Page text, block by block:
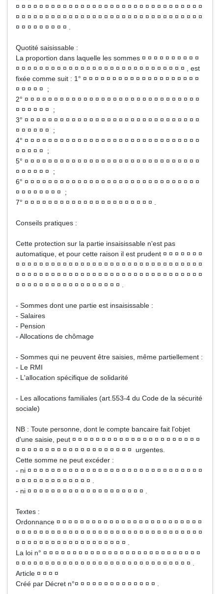
¤ ¤ ¤ ¤ ¤ ¤ ¤ ¤ ¤ ¤ ¤ ¤ ¤ ¤ ¤ ¤ ¤ ¤ ¤ ¤ ¤ ¤ ¤ ¤ ¤ ¤ ¤ ¤ ¤ ¤ ¤ ¤
¤ ¤ ¤ ¤ ¤ ¤ ¤ ¤ ¤ ¤ ¤ ¤ ¤ ¤ ¤ ¤ ¤ ¤ ¤ ¤ ¤ ¤ ¤ ¤ ¤ ¤ ¤ ¤ ¤ ¤ ¤ ¤
¤ ¤ ¤ ¤ ¤ ¤ ¤ ¤ ¤ .
Quotité saisissable :
La proportion dans laquelle les sommes ¤ ¤ ¤ ¤ ¤ ¤ ¤ ¤ ¤ ¤
¤ ¤ ¤ ¤ ¤ ¤ ¤ ¤ ¤ ¤ ¤ ¤ ¤ ¤ ¤ ¤ ¤ ¤ ¤ ¤ ¤ ¤ ¤ ¤ ¤ ¤ ¤ ¤ ¤ , est
fixée comme suit : 1° ¤ ¤ ¤ ¤ ¤ ¤ ¤ ¤ ¤ ¤ ¤ ¤ ¤ ¤ ¤ ¤ ¤ ¤ ¤ ¤
¤ ¤ ¤ ¤ ¤ ;
2° ¤ ¤ ¤ ¤ ¤ ¤ ¤ ¤ ¤ ¤ ¤ ¤ ¤ ¤ ¤ ¤ ¤ ¤ ¤ ¤ ¤ ¤ ¤ ¤ ¤ ¤ ¤ ¤ ¤ ¤
¤ ¤ ¤ ¤ ¤ ¤ ;
3° ¤ ¤ ¤ ¤ ¤ ¤ ¤ ¤ ¤ ¤ ¤ ¤ ¤ ¤ ¤ ¤ ¤ ¤ ¤ ¤ ¤ ¤ ¤ ¤ ¤ ¤ ¤ ¤ ¤ ¤
¤ ¤ ¤ ¤ ¤ ¤ ;
4° ¤ ¤ ¤ ¤ ¤ ¤ ¤ ¤ ¤ ¤ ¤ ¤ ¤ ¤ ¤ ¤ ¤ ¤ ¤ ¤ ¤ ¤ ¤ ¤ ¤ ¤ ¤ ¤ ¤ ¤
¤ ¤ ¤ ¤ ¤ ;
5° ¤ ¤ ¤ ¤ ¤ ¤ ¤ ¤ ¤ ¤ ¤ ¤ ¤ ¤ ¤ ¤ ¤ ¤ ¤ ¤ ¤ ¤ ¤ ¤ ¤ ¤ ¤ ¤ ¤ ¤
¤ ¤ ¤ ¤ ¤ ¤ ;
6° ¤ ¤ ¤ ¤ ¤ ¤ ¤ ¤ ¤ ¤ ¤ ¤ ¤ ¤ ¤ ¤ ¤ ¤ ¤ ¤ ¤ ¤ ¤ ¤ ¤ ¤ ¤ ¤ ¤ ¤
¤ ¤ ¤ ¤ ¤ ¤ ¤ ¤ ;
7° ¤ ¤ ¤ ¤ ¤ ¤ ¤ ¤ ¤ ¤ ¤ ¤ ¤ ¤ ¤ ¤ ¤ ¤ ¤ ¤ ¤ ¤ .
Conseils pratiques :
Cette protection sur la partie insaisissable n'est pas
automatique, et pour cette raison il est prudent ¤ ¤ ¤ ¤ ¤ ¤ ¤
¤ ¤ ¤ ¤ ¤ ¤ ¤ ¤ ¤ ¤ ¤ ¤ ¤ ¤ ¤ ¤ ¤ ¤ ¤ ¤ ¤ ¤ ¤ ¤ ¤ ¤ ¤ ¤ ¤ ¤ ¤ ¤
¤ ¤ ¤ ¤ ¤ ¤ ¤ ¤ ¤ ¤ ¤ ¤ ¤ ¤ ¤ ¤ ¤ ¤ ¤ ¤ ¤ ¤ ¤ ¤ ¤ ¤ ¤ ¤ ¤ ¤ ¤ ¤
¤ ¤ ¤ ¤ ¤ ¤ ¤ ¤ ¤ ¤ ¤ ¤ ¤ ¤ ¤ ¤ ¤ ¤ .
- Sommes dont une partie est insaisissable :
- Salaires
- Pension
- Allocations de chômage
- Sommes qui ne peuvent être saisies, même partiellement :
- Le RMI
- L'allocation spécifique de solidarité
- Les allocations familiales (art.553-4 du Code de la sécurité
sociale)
NB : Toute personne, dont le compte bancaire fait l'objet
d'une saisie, peut ¤ ¤ ¤ ¤ ¤ ¤ ¤ ¤ ¤ ¤ ¤ ¤ ¤ ¤ ¤ ¤ ¤ ¤ ¤ ¤ ¤ ¤
¤ ¤ ¤ ¤ ¤ ¤ ¤ ¤ ¤ ¤ ¤ ¤ ¤ ¤ ¤ ¤ ¤ ¤ ¤ ¤ urgentes.
Cette somme ne peut excéder :
- ni ¤ ¤ ¤ ¤ ¤ ¤ ¤ ¤ ¤ ¤ ¤ ¤ ¤ ¤ ¤ ¤ ¤ ¤ ¤ ¤ ¤ ¤ ¤ ¤ ¤ ¤ ¤ ¤ ¤ ¤
¤ ¤ ¤ ¤ ¤ ¤ ¤ ¤ ¤ ¤ ¤ ¤ ¤ .
- ni ¤ ¤ ¤ ¤ ¤ ¤ ¤ ¤ ¤ ¤ ¤ ¤ ¤ ¤ ¤ ¤ ¤ ¤ ¤ ¤ .
Textes :
Ordonnance ¤ ¤ ¤ ¤ ¤ ¤ ¤ ¤ ¤ ¤ ¤ ¤ ¤ ¤ ¤ ¤ ¤ ¤ ¤ ¤ ¤ ¤ ¤ ¤ ¤
¤ ¤ ¤ ¤ ¤ ¤ ¤ ¤ ¤ ¤ ¤ ¤ ¤ ¤ ¤ ¤ ¤ ¤ ¤ ¤ ¤ ¤ ¤ ¤ ¤ ¤ ¤ ¤ ¤ ¤ ¤ ¤
¤ ¤ ¤ ¤ ¤ ¤ ¤ ¤ ¤ ¤ ¤ ¤ ¤ ¤ ¤ ¤ ¤ ¤ ¤ .
La loi n° ¤ ¤ ¤ ¤ ¤ ¤ ¤ ¤ ¤ ¤ ¤ ¤ ¤ ¤ ¤ ¤ ¤ ¤ ¤ ¤ ¤ ¤ ¤ ¤ ¤ ¤ ¤
¤ ¤ ¤ ¤ ¤ ¤ ¤ ¤ ¤ ¤ ¤ ¤ ¤ ¤ ¤ ¤ ¤ ¤ ¤ ¤ ¤ ¤ ¤ ¤ ¤ ¤ ¤ ¤ ¤ ¤ .
Article ¤ ¤ ¤ ¤
Créé par Décret n°¤ ¤ ¤ ¤ ¤ ¤ ¤ ¤ ¤ ¤ ¤ ¤ ¤ ¤ .